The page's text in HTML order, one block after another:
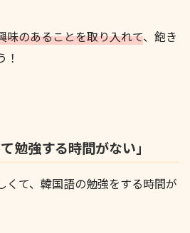
味のあることを取り入れて、飽き
勉強する時間がない」
くて、韓国語の勉強をする時間が